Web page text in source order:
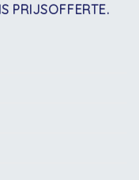
PRIJSOFFERTE.